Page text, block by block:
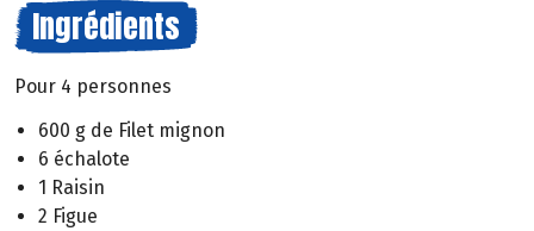
Ingrédients
Pour 4 personnes
600 g de Filet mignon
6 échalote
1 Raisin
2 Figue